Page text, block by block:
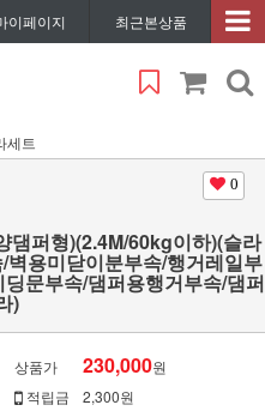
이페이지 최근본상품
세트
0
댐퍼형)(2.4M/60kg이하)(슬라
용미닫이분부속/행거레일부
문부속/댐퍼용행거부속/댐퍼
)
상품가 230,000원
적립금
2,300원